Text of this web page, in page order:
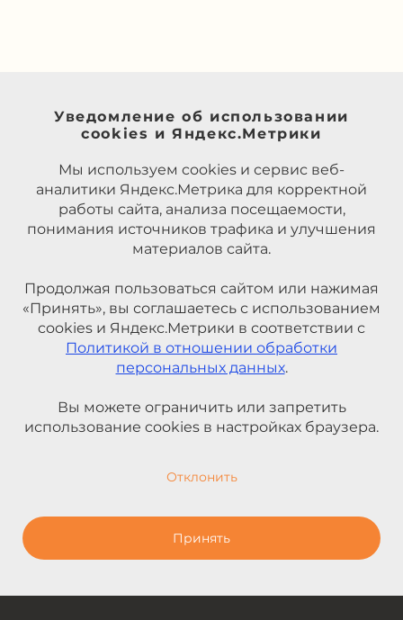
Уведомление об использовании
cookies и Яндекс.Метрики
Мы используем cookies и сервис веб-
аналитики Яндекс.Метрика для корректной
работы сайта, анализа посещаемости,
понимания источников трафика и улучшения
материалов сайта.
Продолжая пользоваться сайтом или нажимая
«Принять», вы соглашаетесь с использованием
cookies и Яндекс.Метрики в соответствии с
Политикой в отношении обработки
персональных данных.
Вы можете ограничить или запретить
использование cookies в настройках браузера.
Отклонить
Принять